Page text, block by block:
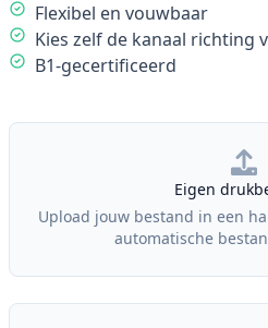
Flexibel en vouwbaar
Kies zelf de kanaal richting
B1-gecertificeerd
Our Policies
Eigen
Upload jouw bestand in een
automatische